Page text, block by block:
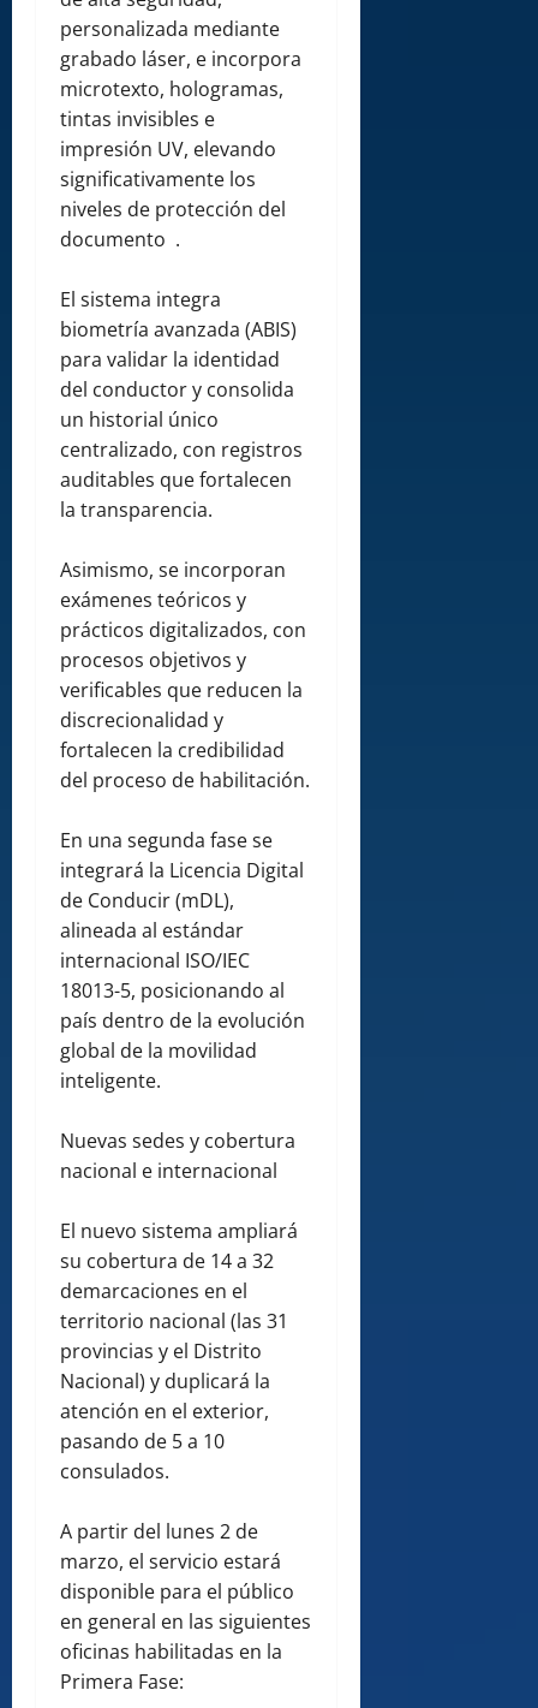
personalizada mediante
grabado láser, e incorpora
microtexto, hologramas,
tintas invisibles e
impresión UV, elevando
significativamente los
niveles de protección del
documento .
El sistema integra
biometría avanzada (ABIS)
para validar la identidad
del conductor y consolida
un historial único
centralizado, con registros
auditables que fortalecen
la transparencia.
Asimismo, se incorporan
exámenes teóricos y
prácticos digitalizados, con
procesos objetivos y
verificables que reducen la
discrecionalidad y
fortalecen la credibilidad
del proceso de habilitación.
En una segunda fase se
integrará la Licencia Digital
de Conducir (mDL),
alineada al estándar
internacional ISO/IEC
18013-5, posicionando al
país dentro de la evolución
global de la movilidad
inteligente.
Nuevas sedes y cobertura
nacional e internacional
El nuevo sistema ampliará
su cobertura de 14 a 32
demarcaciones en el
territorio nacional (las 31
provincias y el Distrito
Nacional) y duplicará la
atención en el exterior,
pasando de 5 a 10
consulados.
A partir del lunes 2 de
marzo, el servicio estará
disponible para el público
en general en las siguientes
oficinas habilitadas en la
Primera Fase: